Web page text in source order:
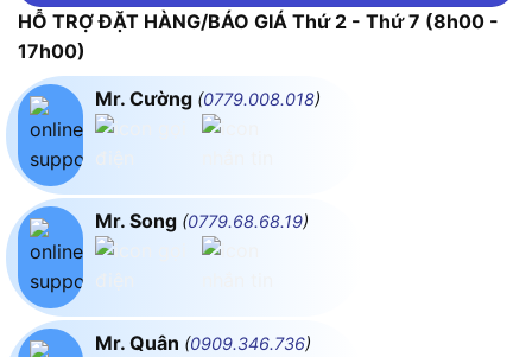
HỖ TRỢ ĐẶT HÀNG/BÁO GIÁ Thứ 2 - Thứ 7 (8h00 -
17h00)
Mr. Cường (0779.008.018)
Mr. Song (0779.68.68.19)
Mr. Quân (0909.346.736)